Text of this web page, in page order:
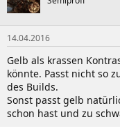
14.04.2016
Gelb als krassen
könnte. Passt nicht so
des Builds.
Sonst passt gelb
schon hast und zu